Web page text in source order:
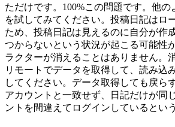
ただけです。100%この問題です。他
を試してみてください。投稿日記はロ
ため、投稿日記は見えるのに自分が作
つからないという状況が起こる可能性
ラクターが消えることはありません。
リモートでデータを取得して、読み込
してください。データ取得しても戻ら
アカウントと一致せず、日記だけが同
ントを間違えてログインしているとい